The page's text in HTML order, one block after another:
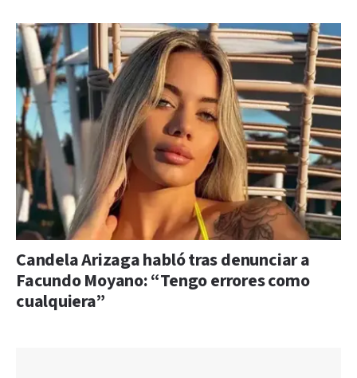
Candela Arizaga habló tras denunciar a
Facundo Moyano: “Tengo errores como
cualquiera”